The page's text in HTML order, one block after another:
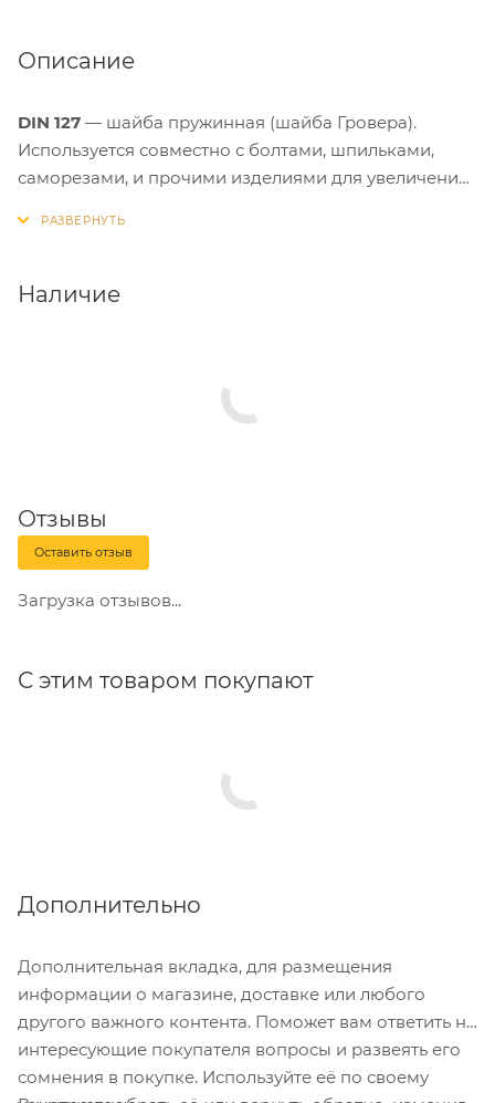
Описание
DIN 127 — шайба пружинная (шайба Гровера).
Используется совместно с болтами, шпильками,
саморезами, и прочими изделиями для увеличения
Наличие
Отзывы
Оставить отзыв
Загрузка отзывов...
С этим товаром покупают
Дополнительно
Дополнительная вкладка, для размещения
информации о магазине, доставке или любого
другого важного контента. Поможет вам ответить на
интересующие покупателя вопросы и развеять его
сомнения в покупке. Используйте её по своему